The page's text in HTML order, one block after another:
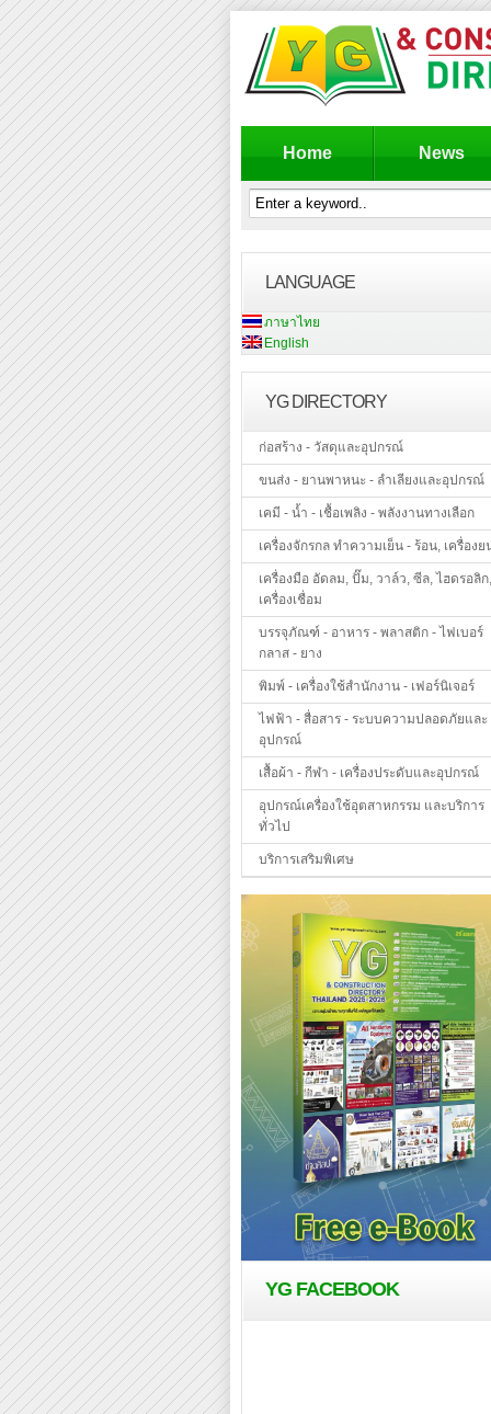
Home News
LANGUAGE
ภาษาไทย
English
YG DIRECTORY
ก่อสร้าง - วัสดุและอุปกรณ์
ขนส่ง - ยานพาหนะ - ลำเลียงและอุปกรณ์
เคมี - น้ำ - เชื้อเพลิง - พลังงานทางเลือก
เครื่องจักรกล ทำความเย็น - ร้อน, เครื่องย
เครื่องมือ อัดลม, ปั๊ม, วาล์ว, ซีล, ไฮดรอลิก,
เครื่องเชื่อม
บรรจุภัณฑ์ - อาหาร - พลาสติก - ไฟเบอร์
กลาส - ยาง
พิมพ์ - เครื่องใช้สำนักงาน - เฟอร์นิเจอร์
ไฟฟ้า - สื่อสาร - ระบบความปลอดภัยและ
อุปกรณ์
เสื้อผ้า - กีฬา - เครื่องประดับและอุปกรณ์
อุปกรณ์เครื่องใช้อุตสาหกรรม และบริการ
ทั่วไป
บริการเสริมพิเศษ
YG FACEBOOK